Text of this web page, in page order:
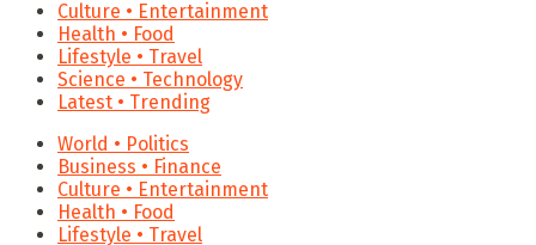
Culture • Entertainment
Health • Food
Lifestyle • Travel
Science • Technology
Latest • Trending
World • Politics
Business • Finance
Culture • Entertainment
Health • Food
Lifestyle • Travel